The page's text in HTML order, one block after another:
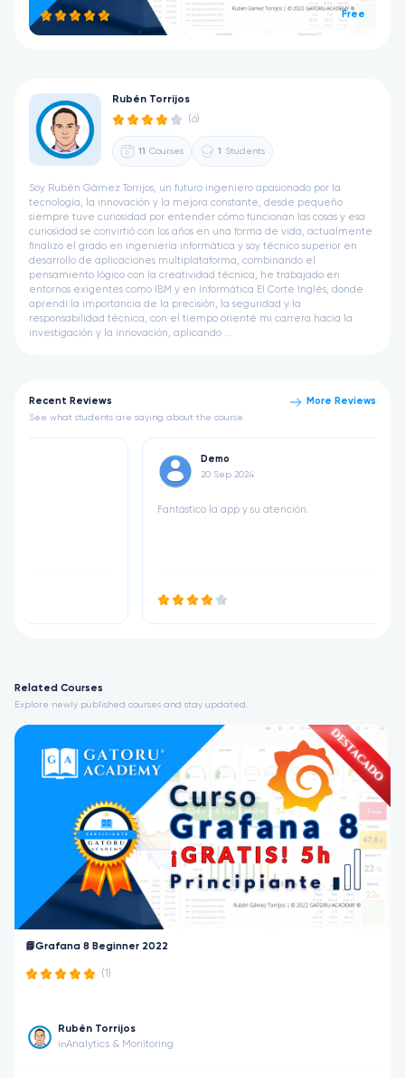
Free
Rubén Torrijos
(6)
11 Courses 1 Students
Soy Rubén Gámez Torrijos, un futuro ingeniero apasionado por la
tecnología, la innovación y la mejora constante, desde pequeño
siempre tuve curiosidad por entender cómo funcionan las cosas y esa
curiosidad se convirtió con los años en una forma de vida, actualmente
finalizo el grado en ingeniería informática y soy técnico superior en
desarrollo de aplicaciones multiplataforma, combinando el
pensamiento lógico con la creatividad técnica, he trabajado en
entornos exigentes como IBM y en Informática El Corte Inglés, donde
aprendí la importancia de la precisión, la seguridad y la
responsabilidad técnica, con el tiempo orienté mi carrera hacia la
investigación y la innovación, aplicando ...
Recent Reviews
See what students are saying about the course.
More Reviews
Fantástico la app y su atención.
Related Courses
Explore newly published courses and stay updated.
📘Grafana 8 Beginner 2022
(1)
Rubén Torrijos
inAnalytics & Monitoring